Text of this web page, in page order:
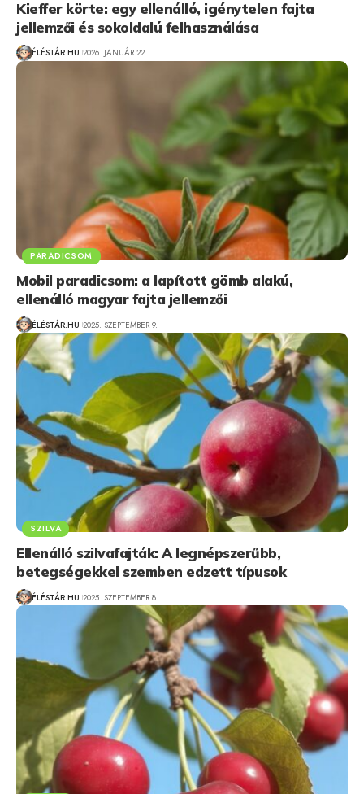
Kieffer körte: egy ellenálló, igénytelen fajta
jellemzői és sokoldalú felhasználása
ÉLÉSTÁR.HU 2026. JANUÁR 22.
PARADICSOM
Mobil paradicsom: a lapított gömb alakú,
ellenálló magyar fajta jellemzői
ÉLÉSTÁR.HU 2025. SZEPTEMBER 9.
SZILVA
Ellenálló szilvafajták: A legnépszerűbb,
betegségekkel szemben edzett típusok
ÉLÉSTÁR.HU 2025. SZEPTEMBER 8.